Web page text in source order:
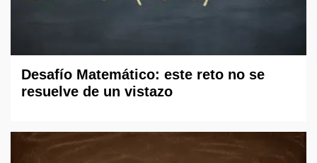
Desafío Matemático: este reto no se
resuelve de un vistazo